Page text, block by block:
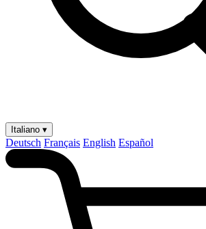
Italiano ▾
Deutsch Français English Español